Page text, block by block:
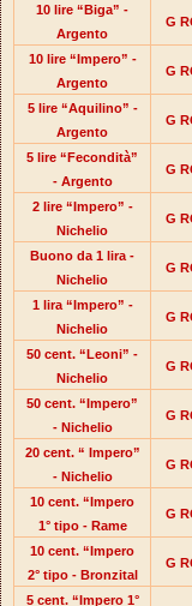
10 lire “Biga” -
Argento
G
10 lire “Impero” -
Argento
G
5 lire “Aquilino” -
Argento
G
5 lire “Fecondità”
- Argento
G
2 lire “Impero” -
Nichelio
G
Buono da 1 lira -
Nichelio
G
1 lira “Impero” -
Nichelio
G
50 cent. “Leoni” -
Nichelio
G
50 cent. “Impero”
- Nichelio
G
20 cent. “ Impero”
- Nichelio
G
10 cent. “Impero
1° tipo - Rame
G
10 cent. “Impero
2° tipo - Bronzital
G
5 cent. “Impero 1°